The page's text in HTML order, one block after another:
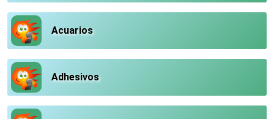
Acuarios
Adhesivos